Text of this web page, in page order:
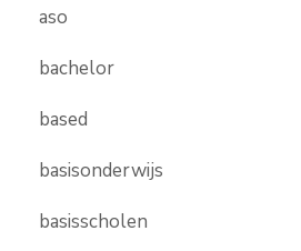
aso
bachelor
based
basisonderwijs
basisscholen